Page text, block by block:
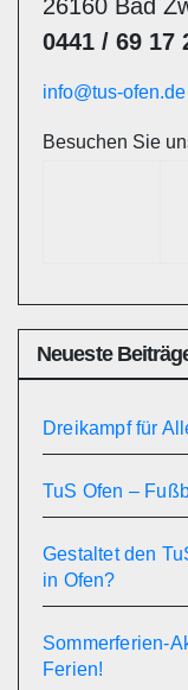
26160 Bad
0441 / 69 17
info@tus-ofen.de
Besuchen Sie
Neueste
Dreikampf für
TuS Ofen –
Gestaltet den
in Ofen?
Sommerferien-
Ferien!